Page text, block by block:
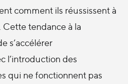
comment ils réussissent à
tendance à la
s’accélérer
l’introduction des
qui ne fonctionnent pas